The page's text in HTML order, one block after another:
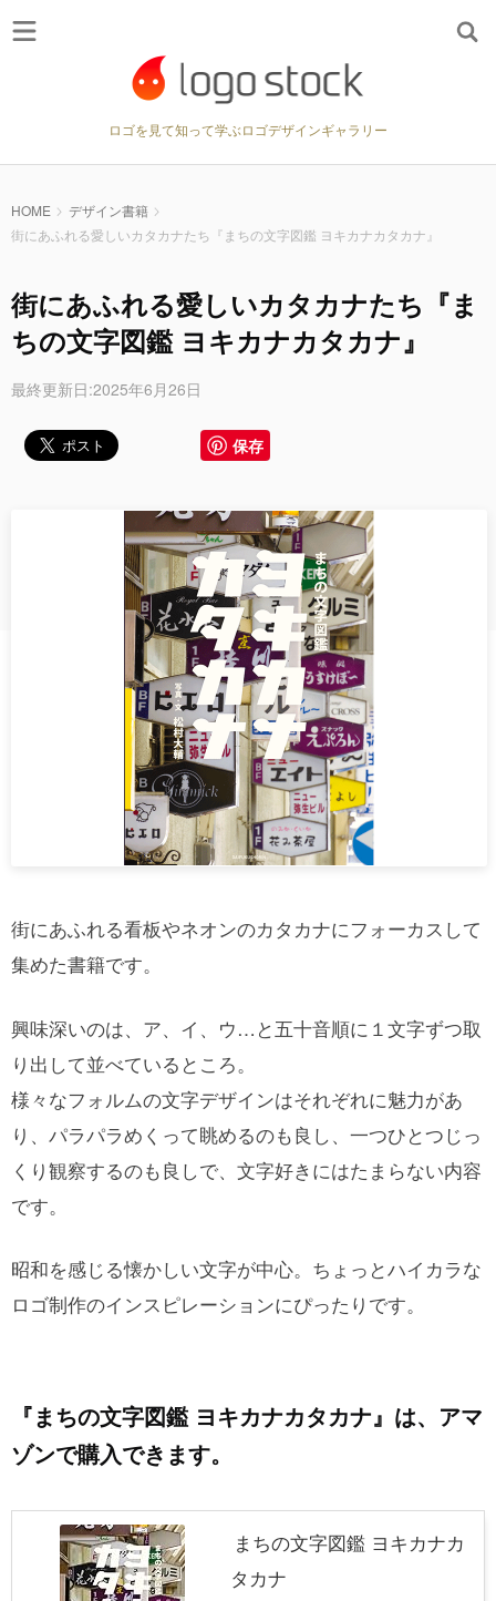
ロゴを見て知って学ぶロゴデザインギャラリー
HOME
デザイン書籍
街にあふれる愛しいカタカナたち『まちの文字図鑑 ヨキカナカタカナ』
街にあふれる愛しいカタカナたち『ま
ちの文字図鑑 ヨキカナカタカナ』
最終更新日:2025年6月26日
保存
街にあふれる看板やネオンのカタカナにフォーカスして
集めた書籍です。
興味深いのは、ア、イ、ウ…と五十音順に１文字ずつ取
り出して並べているところ。
様々なフォルムの文字デザインはそれぞれに魅力があ
り、パラパラめくって眺めるのも良し、一つひとつじっ
くり観察するのも良しで、文字好きにはたまらない内容
です。
昭和を感じる懐かしい文字が中心。ちょっとハイカラな
ロゴ制作のインスピレーションにぴったりです。
『まちの文字図鑑 ヨキカナカタカナ』は、アマ
ゾンで購入できます。
まちの文字図鑑 ヨキカナカ
タカナ